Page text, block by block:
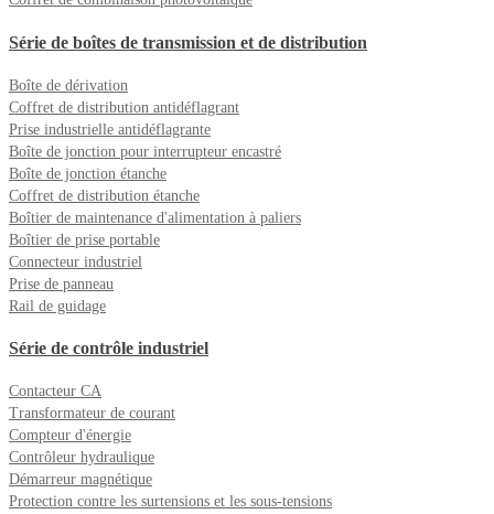
Série de boîtes de transmission et de distribution
Boîte de dérivation
Coffret de distribution antidéflagrant
Prise industrielle antidéflagrante
Boîte de jonction pour interrupteur encastré
Boîte de jonction étanche
Coffret de distribution étanche
Boîtier de maintenance d'alimentation à paliers
Boîtier de prise portable
Connecteur industriel
Prise de panneau
Rail de guidage
Série de contrôle industriel
Contacteur CA
Transformateur de courant
Compteur d'énergie
Contrôleur hydraulique
Démarreur magnétique
Protection contre les surtensions et les sous-tensions